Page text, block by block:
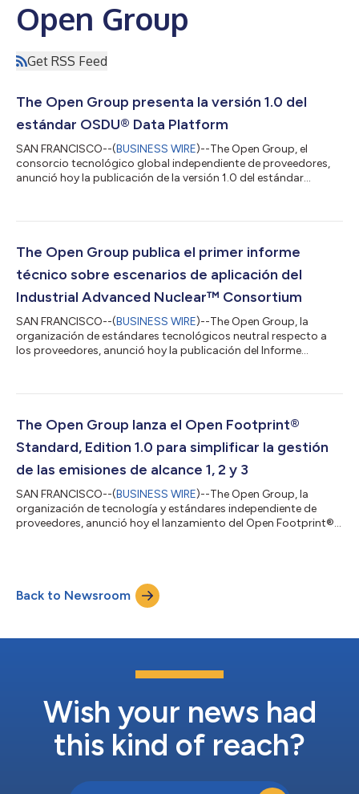
Open Group
Get RSS Feed
The Open Group presenta la versión 1.0 del
estándar OSDU® Data Platform
SAN FRANCISCO--(BUSINESS WIRE)--The Open Group, el
consorcio tecnológico global independiente de proveedores,
anunció hoy la publicación de la versión 1.0 del estándar
plataformas de datos, lo que favorece una mayor
energética. La versión 1.0 del estándar OSDU Data Platform fue
diseñada para ayudar a las organizacione...
The Open Group publica el primer informe
técnico sobre escenarios de aplicación del
Industrial Advanced Nuclear™ Consortium
SAN FRANCISCO--(BUSINESS WIRE)--The Open Group, la
organización de estándares tecnológicos neutral respecto a
los proveedores, anunció hoy la publicación del Informe
implementar las tecnologías nucleares avanzadas para
carbono en toda la industria pesada. El informe, impulsado por
el IANC, una organización centrada e...
The Open Group lanza el Open Footprint®
Standard, Edition 1.0 para simplificar la gestión
de las emisiones de alcance 1, 2 y 3
SAN FRANCISCO--(BUSINESS WIRE)--The Open Group, la
organización de tecnología y estándares independiente de
proveedores, anunció hoy el lanzamiento del Open Footprint®
de datos de emisiones que aborda los tres ámbitos,
proporcionando un marco integral que permite a las
organizaciones recopilar y estandarizar datos de...
Back to Newsroom
Wish your news had
this kind of reach?